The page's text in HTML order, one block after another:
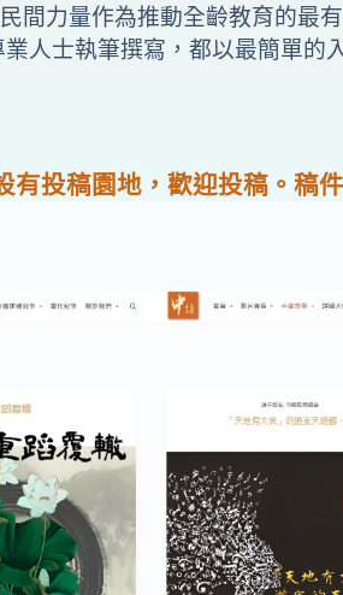
間力量作為推動全齡教育的最
人士執筆撰寫，都以最簡單
投稿園地，歡迎投稿。稿